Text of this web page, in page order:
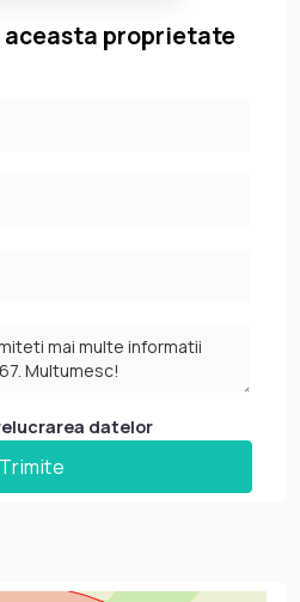
proprietate
datelor